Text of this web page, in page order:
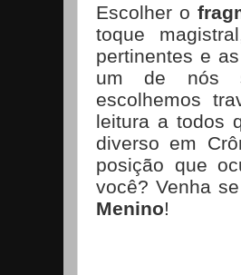
Escolher o
toque
pertinentes e
um de nós
escolhemos
leitura a todos
diverso em
posição que
você? Venha
Menino!